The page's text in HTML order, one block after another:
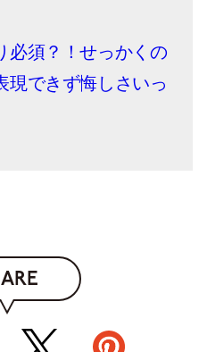
必須？！せっかくの
現できず悔しさいっ